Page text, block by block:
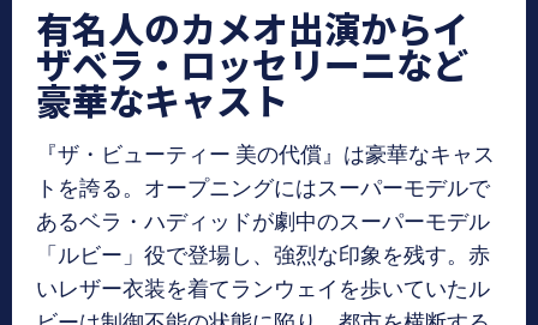
有名人のカメオ出演からイ
ザベラ・ロッセリーニなど
豪華なキャスト
『ザ・ビューティー 美の代償』は豪華なキャス
トを誇る。オープニングにはスーパーモデルで
あるベラ・ハディッドが劇中のスーパーモデル
「ルビー」役で登場し、強烈な印象を残す。赤
いレザー衣装を着てランウェイを歩いていたル